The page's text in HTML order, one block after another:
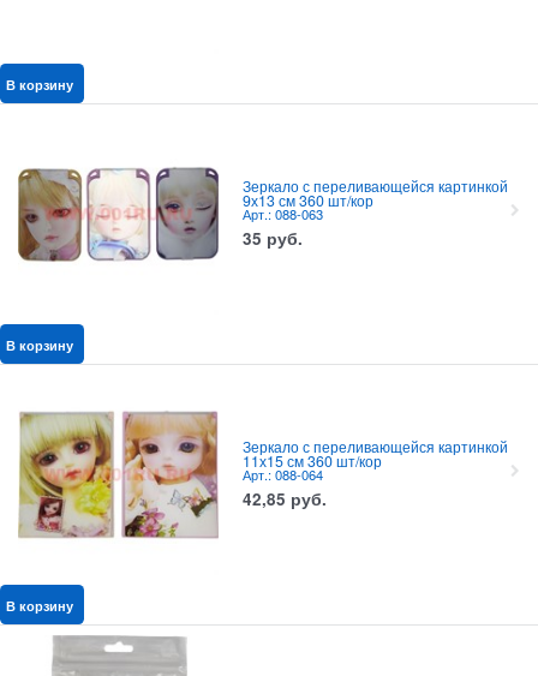
В корзину
Зеркало с переливающейся картинкой
9х13 см 360 шт/кор
Арт.: 088-063
35 руб.
В корзину
Зеркало с переливающейся картинкой
11х15 см 360 шт/кор
Арт.: 088-064
42,85 руб.
В корзину